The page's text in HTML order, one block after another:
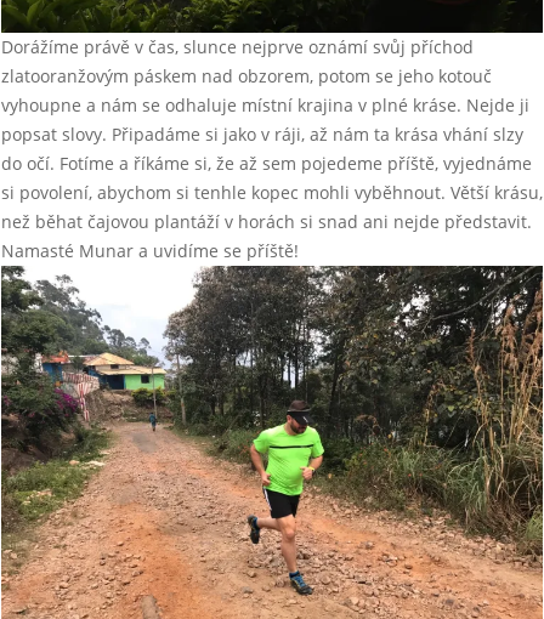
Dorážíme právě v čas, slunce nejprve oznámí svůj příchod
zlatooranžovým páskem nad obzorem, potom se jeho kotouč
vyhoupne a nám se odhaluje místní krajina v plné kráse. Nejde ji
popsat slovy. Připadáme si jako v ráji, až nám ta krása vhání slzy
do očí. Fotíme a říkáme si, že až sem pojedeme příště, vyjednáme
si povolení, abychom si tenhle kopec mohli vyběhnout. Větší krásu,
než běhat čajovou plantáží v horách si snad ani nejde představit.
Namasté Munar a uvidíme se příště!